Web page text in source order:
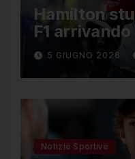
Hamilton
F1
una Ducati
limitata
5 GIUGNO 2026
Notizie Sportive